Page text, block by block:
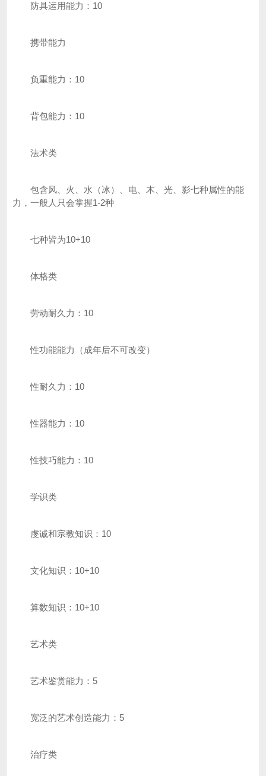
防具运用能力：10
携带能力
负重能力：10
背包能力：10
法术类
包含风、火、水（冰）、电、木、光、影七种属性的能
力，一般人只会掌握1-2种
七种皆为10+10
体格类
劳动耐久力：10
性功能能力（成年后不可改变）
性耐久力：10
性器能力：10
性技巧能力：10
学识类
虔诚和宗教知识：10
文化知识：10+10
算数知识：10+10
艺术类
艺术鉴赏能力：5
宽泛的艺术创造能力：5
治疗类